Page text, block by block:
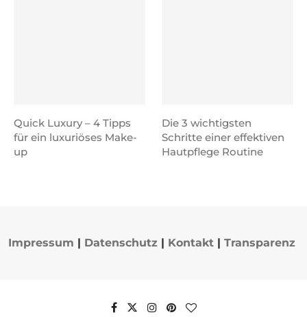
Quick Luxury – 4 Tipps
für ein luxuriöses Make-
up
Die 3 wichtigsten
Schritte einer effektiven
Hautpflege Routine
Impressum | Datenschutz | Kontakt | Transparenz